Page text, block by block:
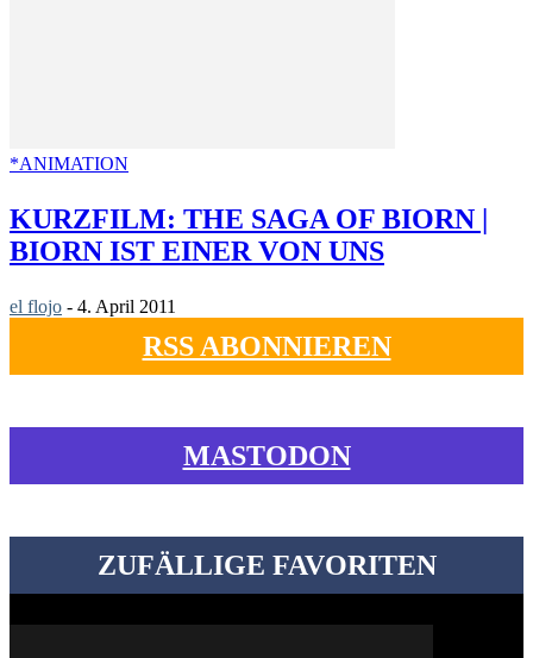
*ANIMATION
KURZFILM: THE SAGA OF BIORN |
BIORN IST EINER VON UNS
el flojo - 4. April 2011
RSS ABONNIEREN
MASTODON
ZUFÄLLIGE FAVORITEN